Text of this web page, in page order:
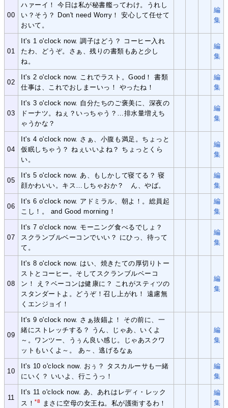
00
ハァーイ！ 今日は私が秘書艦ってわけ。うれし
い？そう？ Don't need Worry！ 安心して任せて
おいて。
編
集
01
It's 1 o'clock now. 調子はどう？ コーヒー入れ
たわ、どうぞ。さぁ、残りの書類もあと少し
ね。
編
集
02
It's 2 o'clock now. これでラスト。Good！ 書類
仕事は、これでおしまーいっ！ やったね！
編
集
03
It's 3 o'clock now. 自分たちのご褒美に、深夜の
ドーナツ。ねぇ？いっちゃう？…排水量増えち
ゃうかな？
編
集
04
It's 4 o'clock now. さぁ、小腹も満足。ちょっと
仮眠しちゃう？ ねぇいいよね？ ちょっとくら
い。
編
集
05
It's 5 o'clock now. あ、もしかして寝てる？ 寝
顔かわいい。キス…しちゃおか？ ん、やば。
編
集
06
It's 6 o'clock now. アドミラル、朝よ！。総員起
こし！。 and Good morning！
編
集
07
It's 7 o'clock now. モーニング食べるでしょ？
スクランブルベーコンでいい？ にひっ、待って
て。
編
集
08
It's 8 o'clock now. はい、焼きたての厚切りトー
ストとコーヒー。そしてスクランブルベーコ
ン！ え？ベーコンは健康に？ これがスティツの
スタンダートよ。どうぞ！召し上がれ！ 遠慮無
くエンジョイ！
編
集
09
It's 9 o'clock now. さぁ抜錨よ！ その前に、一
緒にストレッチする？ うん、じゃあ、いくよ
～。ワンツー、うぅん良い感じ。じゃあスクワ
ットもいくよ～。 あ～、逃げるなぁ
編
集
10
It's 10 o'clock now. おぅ？ タスカルーサも一緒
にいく？ いいよ、行こうっ！
編
集
11
It's 11 o'clock now. あ、あれはレディ・レック
ス！*8 まさに空母の女王ね。私が護衛するわ！
編
集